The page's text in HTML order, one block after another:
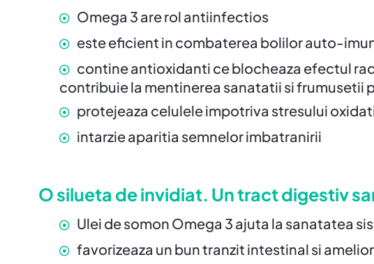
Omega 3 are rol antiinfectios
este eficient in combaterea bolilor auto-
contine antioxidanti ce blocheaza efectul
contribuie la mentinerea sanatatii si frumusetii
protejeaza celulele impotriva stresului
intarzie aparitia semnelor imbatranirii
O silueta de invidiat. Un tract digestiv
Ulei de somon Omega 3 ajuta la sanatatea
favorizeaza un bun tranzit intestinal si